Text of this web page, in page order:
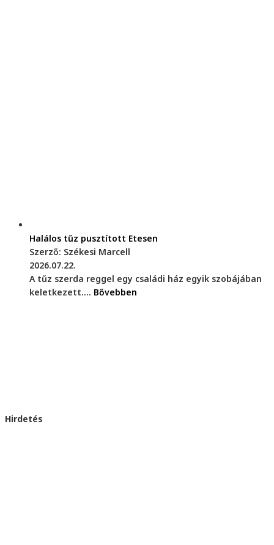
Halálos tűz pusztított Etesen
Szerző: Székesi Marcell
2026.07.22.
A tűz szerda reggel egy családi ház egyik szobájában
keletkezett.... Bővebben
Hirdetés